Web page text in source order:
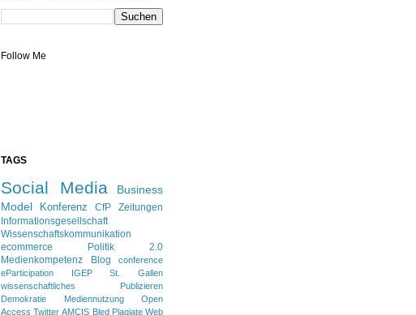
Follow Me
TAGS
Social Media
Business
Model
Konferenz CfP
Zeitungen
Informationsgesellschaft
Wissenschaftskommunikation
ecommerce
Politik 2.0
Medienkompetenz Blog
conference
eParticipation
IGEP
St. Gallen
wissenschaftliches Publizieren
Demokratie
Mediennutzung
Open
Access Twitter AMCIS Bled Plagiate Web